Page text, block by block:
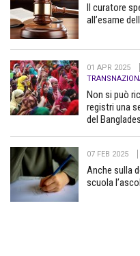
Il curatore
all’esame
01 APR 2025
Non si può
registri una
del
07 FEB 2025
Anche sulla
scuola